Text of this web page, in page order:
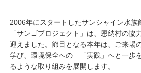
2006年にスタートしたサンシャイン水族
「サンゴプロジェクト」は、恩納村の協
迎えました。節目となる本年は、ご来場
学び、環境保全への 「実践」へと一歩
るような取り組みを展開します。